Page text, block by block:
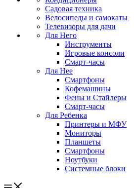
Садовая техника
Велосипеды и самокаты
Телевизоры для дачи
Для Него
Инструменты
Игровые консоли
Смарт-часы
Для Нее
Смартфоны
Кофемашины
Фены и Стайлеры
Смарт-часы
Для Ребенка
Принтеры и МФУ
Мониторы
Планшеты
Смартфоны
Ноутбуки
Системные блоки